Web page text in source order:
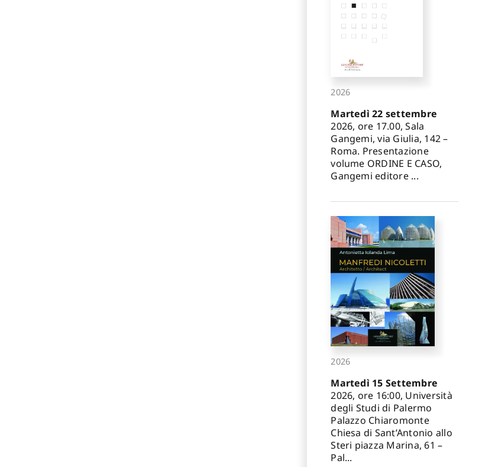
2026
Martedì 22 settembre
2026, ore 17.00, Sala
Gangemi, via Giulia, 142 –
Roma. Presentazione
volume ORDINE E CASO,
Gangemi editore ...
2026
Martedì 15 Settembre
2026, ore 16:00, Università
degli Studi di Palermo
Palazzo Chiaromonte
Chiesa di Sant’Antonio allo
Steri piazza Marina, 61 –
Pal...